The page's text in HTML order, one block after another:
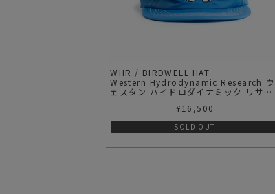
WHR / BIRDWELL HAT
Western Hydrodynamic Research ウ
ェスタン ハイドロダイナミック リサー
¥16,500
SOLD OUT